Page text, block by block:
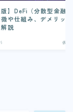
版】DeFi（分散型金融
や仕組み、デメリッ
説
仮想